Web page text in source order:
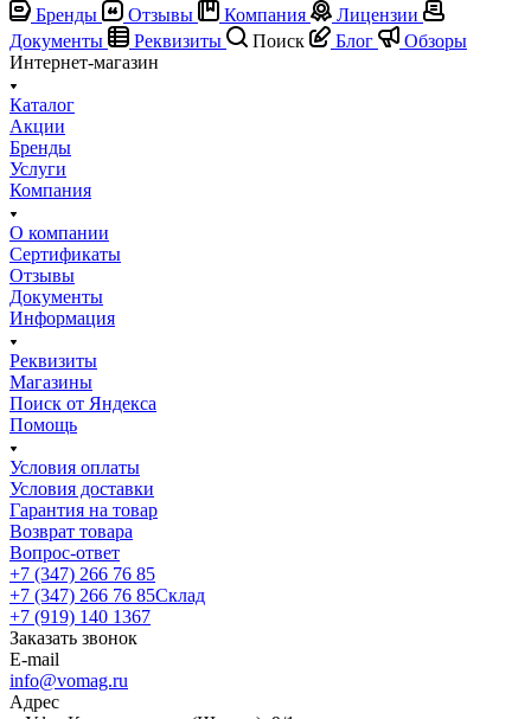
Бренды
Отзывы Компания
Лицензии
Документы
Реквизиты Поиск Блог
Обзоры
Интернет-магазин
Каталог
Акции
Бренды
Услуги
Компания
О компании
Сертификаты
Отзывы
Документы
Информация
Реквизиты
Магазины
Поиск от Яндекса
Помощь
Условия оплаты
Условия доставки
Гарантия на товар
Возврат товара
Вопрос-ответ
+7 (347) 266 76 85
+7 (347) 266 76 85Склад
+7 (919) 140 1367
Заказать звонок
E-mail
info@vomag.ru
Адрес